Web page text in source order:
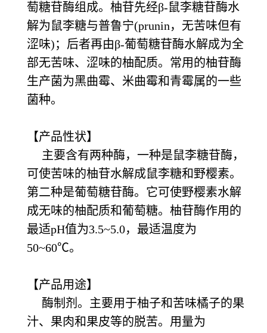
萄糖苷酶组成。柚苷先经β-鼠李糖苷酶水
解为鼠李糖与普鲁宁(prunin，无苦味但有
涩味)；后者再由β-葡萄糖苷酶水解成为全
部无苦味、涩味的柚配质。常用的柚苷酶
生产菌为黑曲霉、米曲霉和青霉属的一些
菌种。
【产品性状】
主要含有两种酶，一种是鼠李糖苷酶，
可使苦味的柚苷水解成鼠李糖和野樱素。
第二种是葡萄糖苷酶。它可使野樱素水解
成无味的柚配质和葡萄糖。柚苷酶作用的
最适pH值为3.5~5.0，最适温度为
50~60℃。
【产品用途】
酶制剂。主要用于柚子和苦味橘子的果
汁、果肉和果皮等的脱苦。用量为